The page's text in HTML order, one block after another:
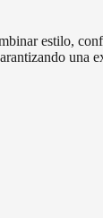
estilo,
una